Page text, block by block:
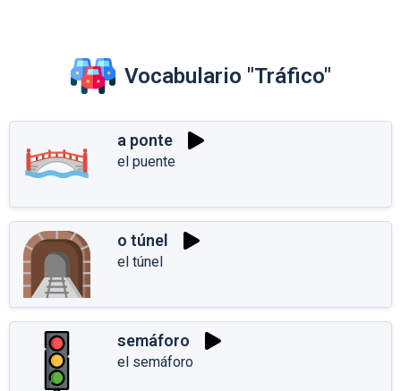
Vocabulario "Tráfico"
a ponte
el puente
o túnel
el túnel
semáforo
el semáforo